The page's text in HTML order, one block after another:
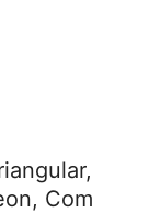
Com